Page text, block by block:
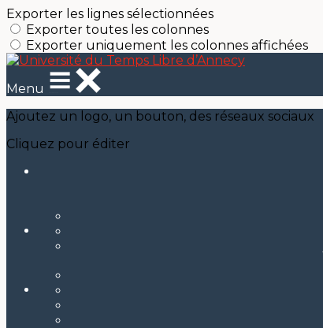
Exporter les lignes sélectionnées
Exporter toutes les colonnes
Exporter uniquement les colonnes affichées
Menu
Ajoutez un logo, un bouton, des réseaux sociaux
Cliquez pour éditer